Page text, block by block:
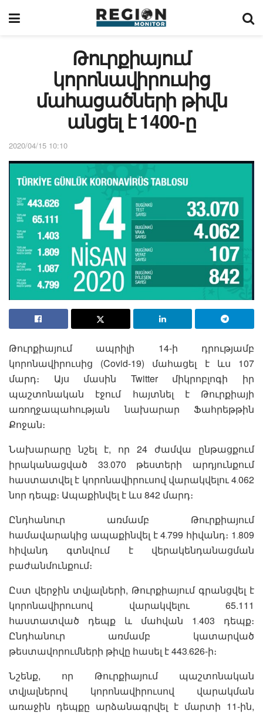
Թուրքիայում
կորոնավիրուսից
մահացածների թիվն
անցել է 1400-ը
2020/04/15 10:10
Թուրքիայում ապրիլի 14-ի դրությամբ
կորոնավիրուսից (Covid-19) մահացել է ևս 107
մարդ։ Այս մասին Twitter միկրոբլոգի իր
պաշտոնական էջում հայտնել է Թուրքիայի
առողջապահության նախարար Ֆահրեթթին
Քոջան։
Նախարարը նշել է, որ 24 ժամվա ընթացքում
իրականացված 33․070 թեստերի արդյունքում
հաստատվել է կորոնավիրուսով վարակվելու 4․062
նոր դեպք։ Ապաքինվել է ևս 842 մարդ։
Ընդհանուր առմամբ Թուրքիայում
համավարակից ապաքինվել է 4․799 հիվանդ։ 1․809
հիվանդ գտնվում է վերակենդանացման
բաժանմունքում։
Ըստ վերջին տվյալների, Թուրքիայում գրանցվել է
կորոնավիրուսով վարակվելու 65.111
հաստատված դեպք և մահվան 1․403 դեպք։
Ընդհանուր առմամբ կատարված
թեստավորումների թիվը հասել է 443․626-ի։
Նշենք, որ Թուրքիայում պաշտոնական
տվյալներով կորոնավիրուսով վարակման
առաջին դեպքը արձանագրվել է մարտի 11-ին,